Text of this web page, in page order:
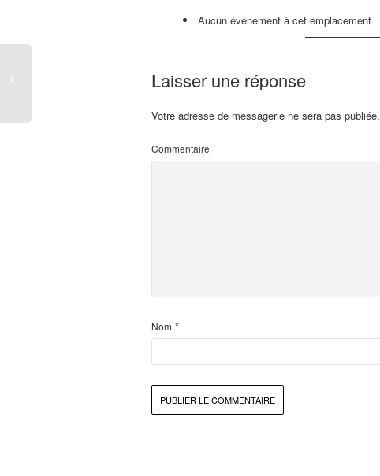
Aucun évènement à cet emplacement
Laisser une réponse
Votre adresse de messagerie ne sera pas publiée.
Commentaire
Nom *